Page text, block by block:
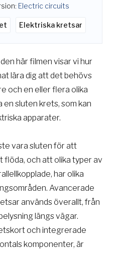
Electric circuits
Elektriska kretsar
här filmen visar vi hur
lära dig att det behövs
och en eller flera olika
sluten krets, som kan
apparater.
vara sluten för att
och att olika typer av
har olika
Avancerade
används överallt, från
längs vägar.
och integrerade
komponenter, är